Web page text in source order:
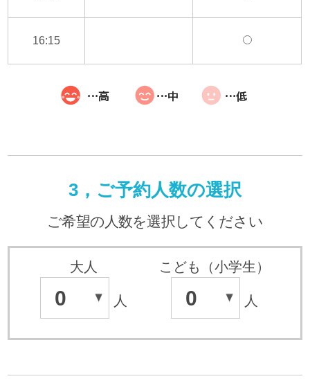
16:15
3，ご予約人数の選択
ご希望の人数を選択してください
大人
0 人
こども（小学生）
0 人